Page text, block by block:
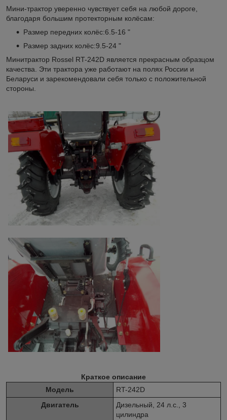
Мини-трактор уверенно чувствует себя на любой дороге,
благодаря большим протекторным колёсам:
Размер передних колёс:6.5-16 "
Размер задних колёс:9.5-24 "
Минитрактор Rossel RT-242D является прекрасным образцом
качества. Эти трактора уже работают на полях России и
Беларуси и зарекомендовали себя только с положительной
стороны.
Краткое описание
Модель
RT-242D
Двигатель
Дизельный, 24 л.с., 3
цилиндра